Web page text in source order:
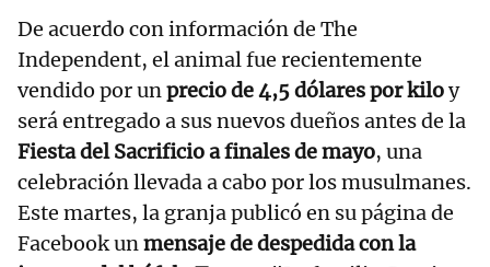
De acuerdo con información de The
Independent, el animal fue recientemente
vendido por unprecio de 4,5 dólares por kiloy
será entregado a sus nuevos dueños antes de la
Fiesta del Sacrificio a finales de mayo, una
celebración llevada a cabo por los musulmanes.
Este martes, la granja publicó en su página de
Facebook unmensaje de despedida con la